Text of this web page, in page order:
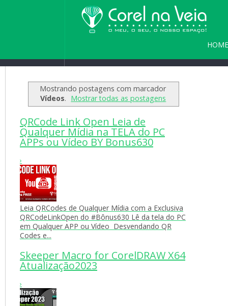
HOME
Seja bem vindo(a)
Mostrando postagens com marcador
Vídeos. Mostrar todas as postagens
QRCode Link Open Leia de
Qualquer Mídia na TELA do PC
APPs ou Vídeo BY Bonus630
›
Leia QRCodes de Qualquer Mídia com a Exclusiva
QRCodeLinkOpen do #Bônus630 Lê da tela do PC
em Qualquer APP ou Vídeo Desvendando QR
Codes e...
Skeeper Macro for CorelDRAW X64
Atualização2023
›